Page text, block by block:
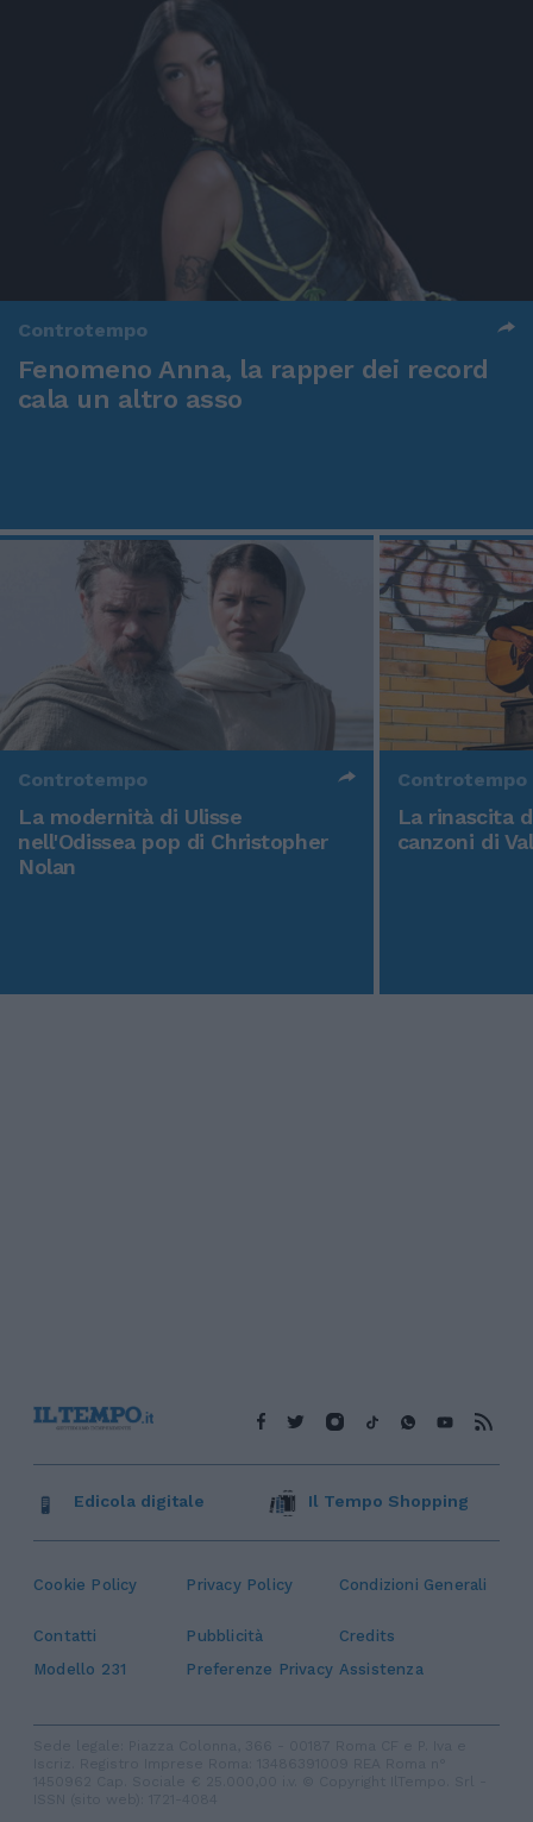
Leonardo Maria Del Vecchio dall'ex compagna
in ospedale. Le dichiarazioni ai giornalisti
Dai blog
La modernità di Ulisse
nell'Odissea pop di Christopher
canzoni di